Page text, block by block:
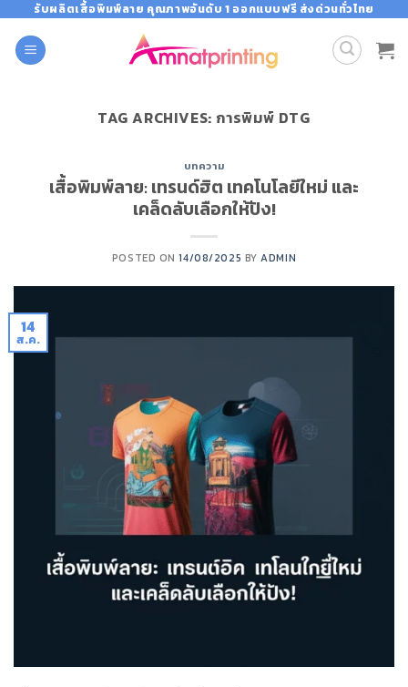
content
รับผลิตเสื้อพิมพ์ลาย คุณภาพอันดับ 1 ออกแบบฟรี ส่งด่วนทั่วไทย
TAG ARCHIVES: การพิมพ์ DTG
บทความ
เสื้อพิมพ์ลาย: เทรนด์ฮิต เทคโนโลยีใหม่ และ
เคล็ดลับเลือกให้ปัง!
POSTED ON14/08/2025 BYADMIN
14
ส.ค.